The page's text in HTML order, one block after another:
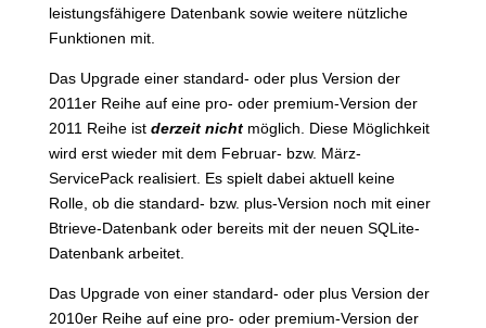
leistungsfähigere Datenbank sowie weitere nützliche
Funktionen mit.
Das Upgrade einer standard- oder plus Version der
2011er Reihe auf eine pro- oder premium-Version der
2011 Reihe ist derzeit nichtmöglich. Diese Möglichkeit
wird erst wieder mit dem Februar- bzw. März-
ServicePack realisiert. Es spielt dabei aktuell keine
Rolle, ob die standard- bzw. plus-Version noch mit einer
Btrieve-Datenbank oder bereits mit der neuen SQLite-
Datenbank arbeitet.
Das Upgrade von einer standard- oder plus Version der
2010er Reihe auf eine pro- oder premium-Version der